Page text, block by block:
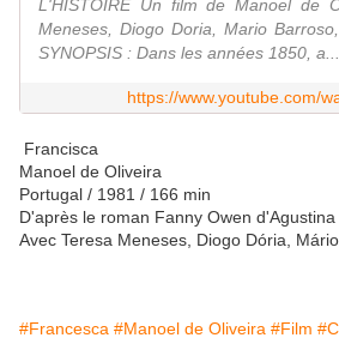
L'HISTOIRE Un film de Manoel de
Meneses, Diogo Doria, Mario
SYNOPSIS : Dans les années 1850, a...
https://www.youtube.com/
Francisca
Manoel de Oliveira
Portugal / 1981 / 166 min
D'après le roman Fanny Owen d'Agustina
Avec Teresa Meneses, Diogo Dória,
#Francesca #Manoel de Oliveira #Film